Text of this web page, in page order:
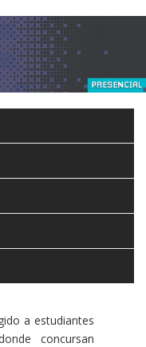
a estudiantes
concursan